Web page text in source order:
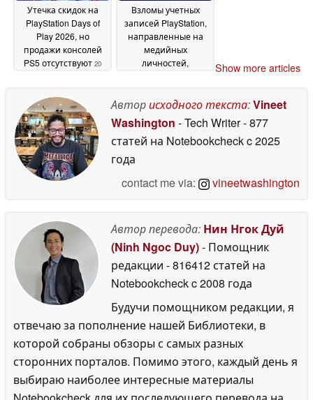
Утечка скидок на
PlayStation Days of
Play 2026, но
продажи консолей
PS5 отсутствуют 20
Взломы учетных
записей PlayStation,
направленные на
медийных
личностей,
уязвимость в
безопасности
20 May
2026
Show more articles
Авторисходного текста:Vineet
Washington - Tech Writer- 877
статей на Notebookcheckc 2025
года
contact me via:
vineetwashington
Автор перевода: Нин Нгок Дуй
(Ninh Ngoc Duy)- Помощник
редакции - 816412 статей на
Notebookcheckc 2008 года
Будучи помощником редакции, я
отвечаю за пополнение нашей Библиотеки, в
которой собраны обзоры с самых разных
сторонних порталов. Помимо этого, каждый день я
выбираю наиболее интересные материалы